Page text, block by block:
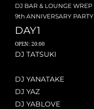
DJ BAR & LOUNGE WREP
9th ANNIVERSARY PARTY
DAY1
OPEN: 20:00
DJ TATSUKI
DJ YANATAKE
DJ YAZ
DJ YABLOVE